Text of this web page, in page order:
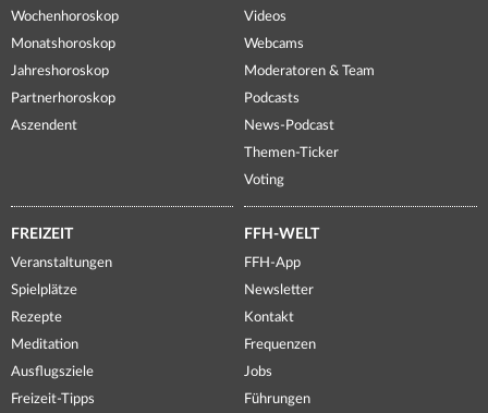
Wochenhoroskop
Monatshoroskop
Jahreshoroskop
Partnerhoroskop
Aszendent
Videos
Webcams
Moderatoren & Team
Podcasts
News-Podcast
Themen-Ticker
Voting
FREIZEIT
Veranstaltungen
Spielplätze
Rezepte
Meditation
Ausflugsziele
Freizeit-Tipps
FFH-WELT
FFH-App
Newsletter
Kontakt
Frequenzen
Jobs
Führungen